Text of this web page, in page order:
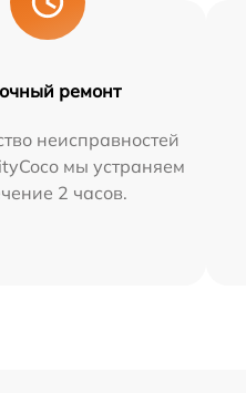
ремонт
неисправностей
мы устраняем
2 часов.